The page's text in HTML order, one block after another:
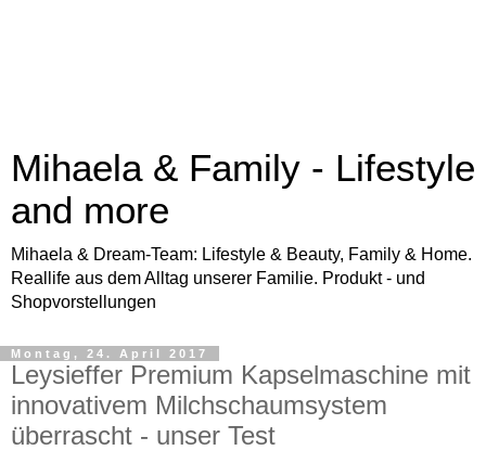
Mihaela & Family - Lifestyle
and more
Mihaela & Dream-Team: Lifestyle & Beauty, Family & Home.
Reallife aus dem Alltag unserer Familie. Produkt - und
Shopvorstellungen
Montag, 24. April 2017
Leysieffer Premium Kapselmaschine mit
innovativem Milchschaumsystem
überrascht - unser Test